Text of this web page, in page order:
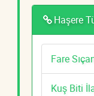
Haşere
Fare
Kuş Biti